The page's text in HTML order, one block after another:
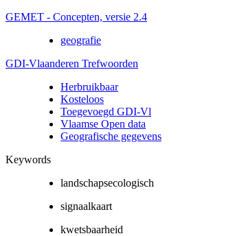
GEMET - Concepten, versie 2.4
geografie
GDI-Vlaanderen Trefwoorden
Herbruikbaar
Kosteloos
Toegevoegd GDI-Vl
Vlaamse Open data
Geografische gegevens
Keywords
landschapsecologisch
signaalkaart
kwetsbaarheid